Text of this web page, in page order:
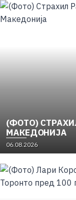
(ФОТО)
МАКЕДОНИЈА
06.08.2026